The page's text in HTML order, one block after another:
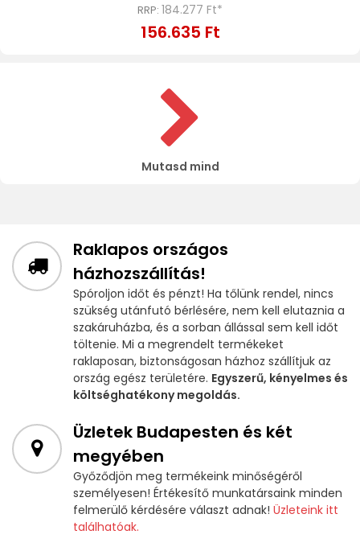
RRP: 184.277 Ft*
156.635 Ft
Mutasd mind
Raklapos országos
házhozszállítás!
Spóroljon időt és pénzt! Ha tőlünk rendel, nincs
szükség utánfutó bérlésére, nem kell elutaznia a
szakáruházba, és a sorban állással sem kell időt
töltenie. Mi a megrendelt termékeket
raklaposan, biztonságosan házhoz szállítjuk az
ország egész területére. Egyszerű, kényelmes és
költséghatékony megoldás.
Üzletek Budapesten és két
megyében
Győződjön meg termékeink minőségéről
személyesen! Értékesítő munkatársaink minden
felmerülő kérdésére választ adnak! Üzleteink itt
találhatóak.